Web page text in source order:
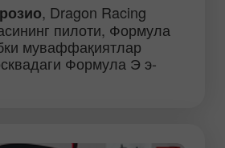
, Dragon Racing
пилоти, Формула
муваффақиятлар
Формула Э э-